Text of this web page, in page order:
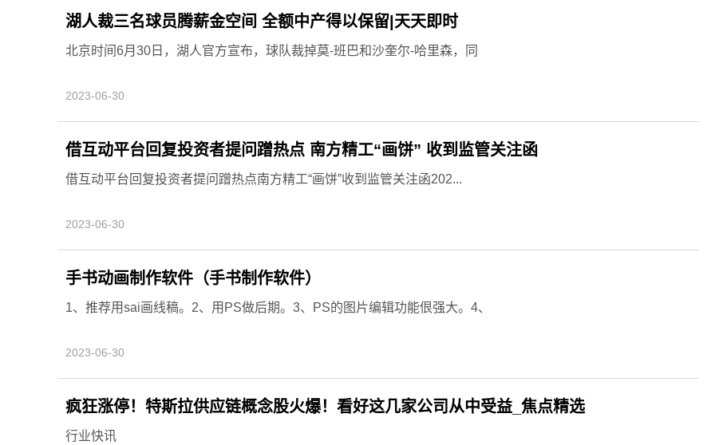
湖人裁三名球员腾薪金空间 全额中产得以保留|天天即时
北京时间6月30日，湖人官方宣布，球队裁掉莫-班巴和沙奎尔-哈里森，同
2023-06-30
借互动平台回复投资者提问蹭热点 南方精工“画饼” 收到监管关注函
借互动平台回复投资者提问蹭热点南方精工“画饼”收到监管关注函202...
2023-06-30
手书动画制作软件（手书制作软件）
1、推荐用sai画线稿。2、用PS做后期。3、PS的图片编辑功能佷强大。4、
2023-06-30
疯狂涨停！特斯拉供应链概念股火爆！看好这几家公司从中受益_焦点精选
行业快讯